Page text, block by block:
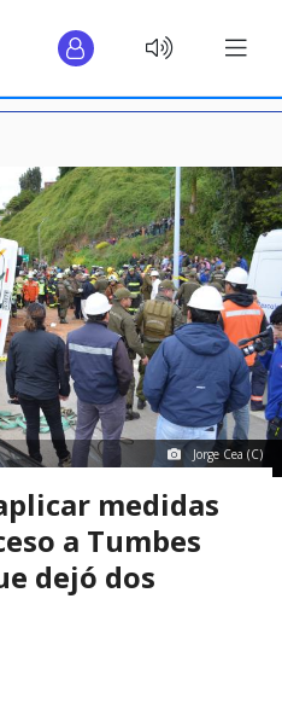
Jorge Cea (C)
medidas
a Tumbes
dejó dos